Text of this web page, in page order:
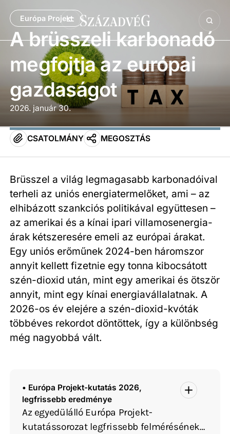
Európa Projekt
A brüsszeli karbonadó
megfojtja az európai
gazdaságot
2026. január 30.
CSATOLMÁNY MEGOSZTÁS
Brüsszel a világ legmagasabb karbonadóival
terheli az uniós energiatermelőket, ami – az
elhibázott szankciós politikával együttesen –
az amerikai és a kínai ipari villamosenergia-
árak kétszeresére emeli az európai árakat.
Egy uniós erőműnek 2024-ben háromszor
annyit kellett fizetnie egy tonna kibocsátott
szén-dioxid után, mint egy amerikai és ötször
annyit, mint egy kínai energiavállalatnak. A
2026-os év elejére a szén-dioxid-kvóták
többéves rekordot döntöttek, így a különbség
még nagyobbá vált.
• Európa Projekt-kutatás 2026,
legfrissebb eredménye
Az egyedülálló Európa Projekt-
kutatássorozat legfrissebb felmérésének